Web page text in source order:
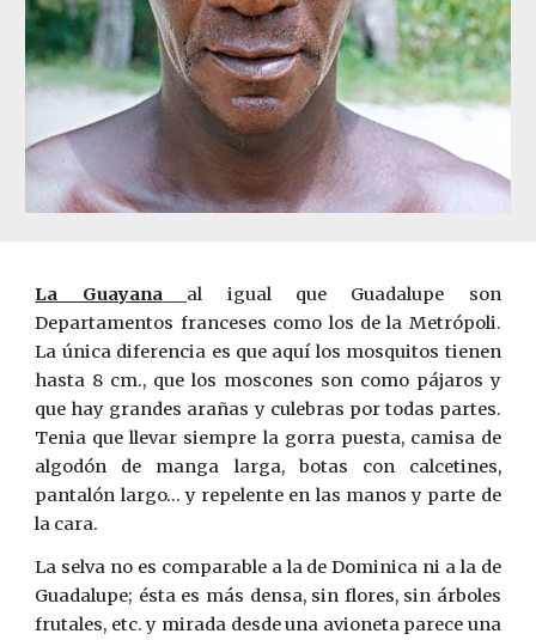
La Guayana
al igual que Guadalupe son
Departamentos franceses como los de la Metrópoli.
La única diferencia es que aquí los mosquitos tienen
hasta 8 cm., que los moscones son como pájaros y
que hay grandes arañas y culebras por todas partes.
Tenia que llevar siempre la gorra puesta, camisa de
algodón de manga larga, botas con calcetines,
pantalón largo… y repelente en las manos y parte de
la cara.
La selva no es comparable a la de Dominica ni a la de
Guadalupe; ésta es más densa, sin flores, sin árboles
frutales, etc. y mirada desde una avioneta parece una